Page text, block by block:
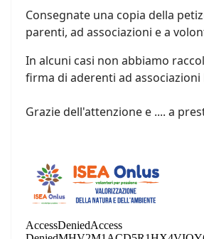
Consegnate una copia della
parenti, ad associazioni e a
In alcuni casi non abbiamo
firma di aderenti ad associazioni
Grazie dell'attenzione e .... a